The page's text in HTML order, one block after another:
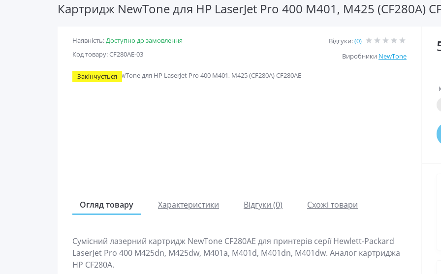
Картридж NewTone для HP LaserJet Pro 400 M401, M425 (CF280A)
Наявність:Доступно до замовлення
Код товару: CF280AE-03
Відгуки:(0)
Виробники NewTone
Закінчується
Огляд товару Характеристики Відгуки (0) Схожі товари
Сумісний лазерний картридж NewTone CF280AE для принтерів серії Hewlett-Packard
LaserJet Pro 400 M425dn, M425dw, M401a, M401d, M401dn, M401dw. Аналог картриджа
HP CF280A.